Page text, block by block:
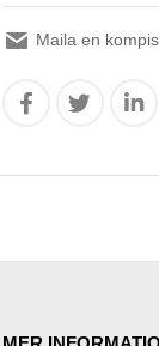
Maila en kompis